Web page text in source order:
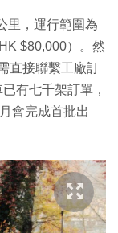
里，運行範圍為
$80,000）。然
直接聯繫工廠訂
有七千架訂單，
會完成首批出